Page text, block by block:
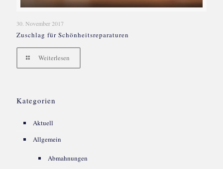
30. November 2017
Zuschlag für Schönheitsreparaturen
Weiterlesen
Kategorien
Aktuell
Allgemein
Abmahnungen